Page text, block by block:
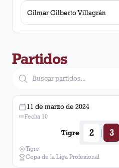
Gilmar Gilberto Villagrán
Partidos
11 de marzo de 2024
Fecha 10
Tigre 2 | 3
Tigre
Copa de la Liga Profesional